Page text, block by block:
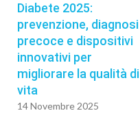
Diabete 2025:
prevenzione, diagnosi
precoce e dispositivi
innovativi per
migliorare la qualità di
vita
14 Novembre 2025